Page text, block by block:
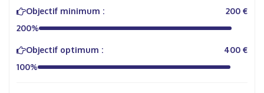
Objectif minimum :
200 €
200%
Objectif optimum :
400 €
100%